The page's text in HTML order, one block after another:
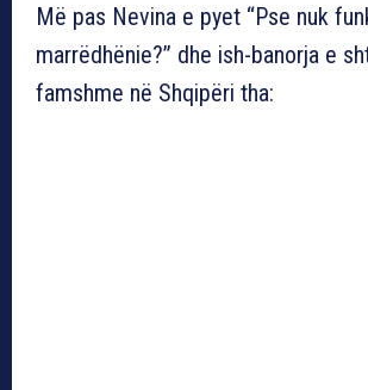
Më pas Nevina e pyet “Pse nuk
marrëdhënie?” dhe ish-banorja e
famshme në Shqipëri tha: